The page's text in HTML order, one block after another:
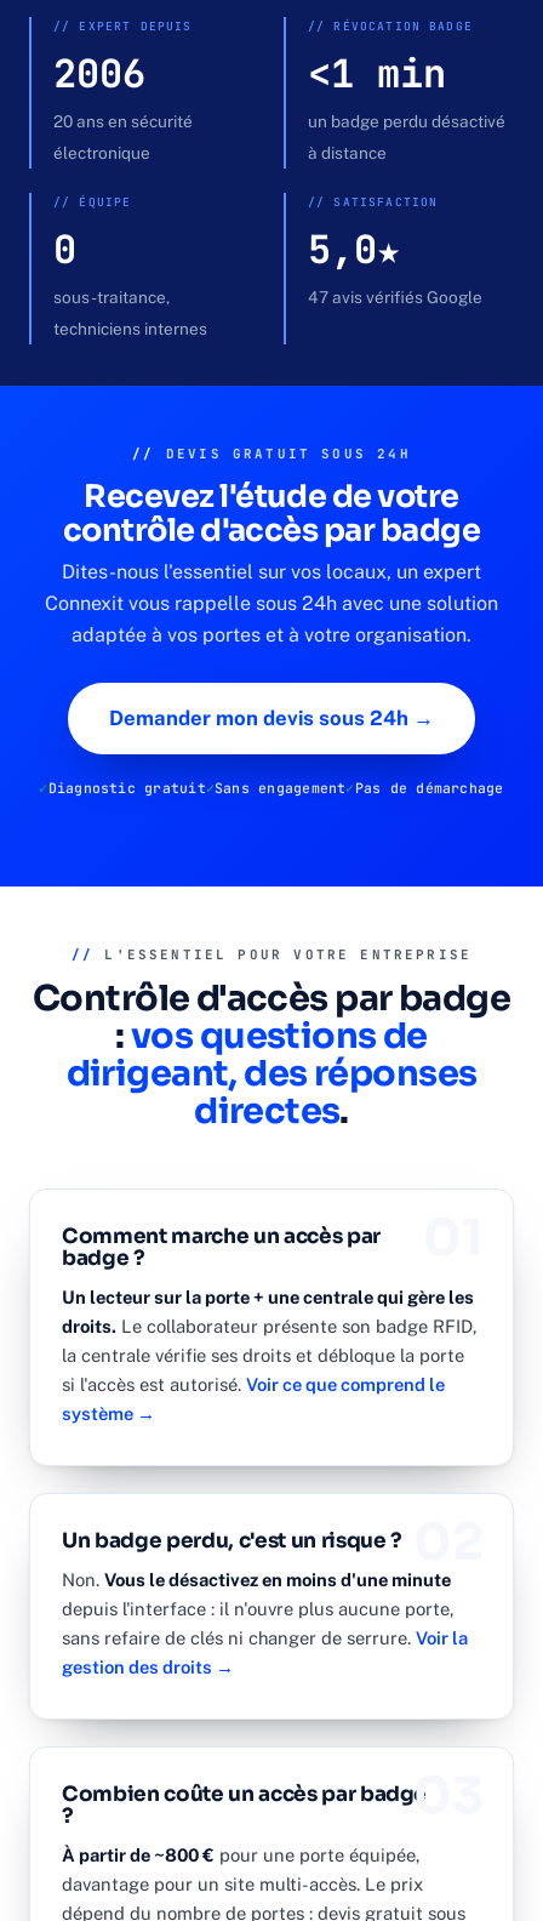
Devis gratuit →
// EXPERT DEPUIS
2006
20 ans en sécurité
électronique
// RÉVOCATION BADGE
<1 min
un badge perdu désactivé
à distance
// ÉQUIPE
0
sous-traitance,
techniciens internes
// SATISFACTION
5,0★
47 avis vérifiés Google
// DEVIS GRATUIT SOUS 24H
Recevez l'étude de votre
contrôle d'accès par badge
Dites-nous l'essentiel sur vos locaux, un expert
Connexit vous rappelle sous 24h avec une solution
adaptée à vos portes et à votre organisation.
Demander mon devis sous 24h →
Diagnostic gratuit Sans engagement Pas de démarchage
// L'ESSENTIEL POUR VOTRE ENTREPRISE
Contrôle d'accès par badge
:vos questions de
dirigeant, des réponses
directes.
Comment marche un accès par
badge ?
Un lecteur sur la porte + une centrale qui gère les
droits. Le collaborateur présente son badge RFID,
la centrale vérifie ses droits et débloque la porte
si l'accès est autorisé. Voir ce que comprend le
système →
Un badge perdu, c'est un risque ?
Non. Vous le désactivez en moins d'une minute
depuis l'interface : il n'ouvre plus aucune porte,
sans refaire de clés ni changer de serrure. Voir la
gestion des droits →
03
Combien coûte un accès par badge
?
À partir de ~800 € pour une porte équipée,
davantage pour un site multi-accès. Le prix
dépend du nombre de portes : devis gratuit sous